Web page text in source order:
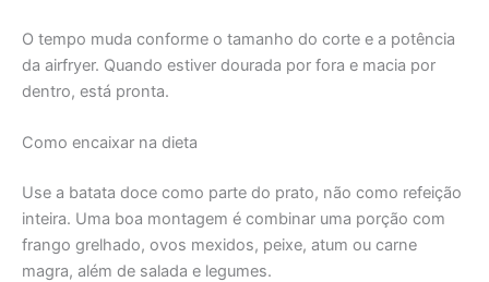
O tempo muda conforme o tamanho do corte e a potência
da airfryer. Quando estiver dourada por fora e macia por
dentro, está pronta.
Como encaixar na dieta
Use a batata doce como parte do prato, não como refeição
inteira. Uma boa montagem é combinar uma porção com
frango grelhado, ovos mexidos, peixe, atum ou carne
magra, além de salada e legumes.